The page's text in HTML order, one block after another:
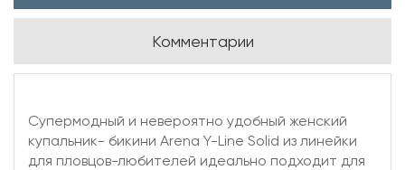
Комментарии
Супермодный и невероятно удобный женский
купальник- бикини Arena Y-Line Solid из линейки
для пловцов-любителей идеально подходит для